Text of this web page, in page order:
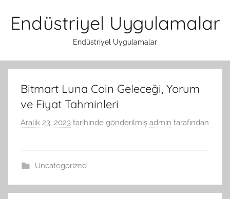
atlaEndüstriyel Uygulamalar
Endüstriyel Uygulamalar
Bitmart Luna Coin Geleceği, Yorum
ve Fiyat Tahminleri
Aralık 23, 2023 tarihinde gönderilmiş admin tarafından
Uncategorized